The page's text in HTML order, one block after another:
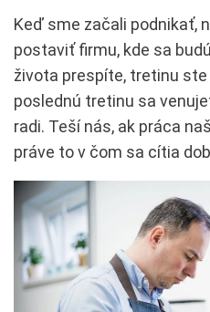
Keď sme začali podnikať,
postaviť firmu, kde sa
života prespíte, tretinu ste
poslednú tretinu sa
radi. Teší nás, ak práca
práve to v čom sa cítia